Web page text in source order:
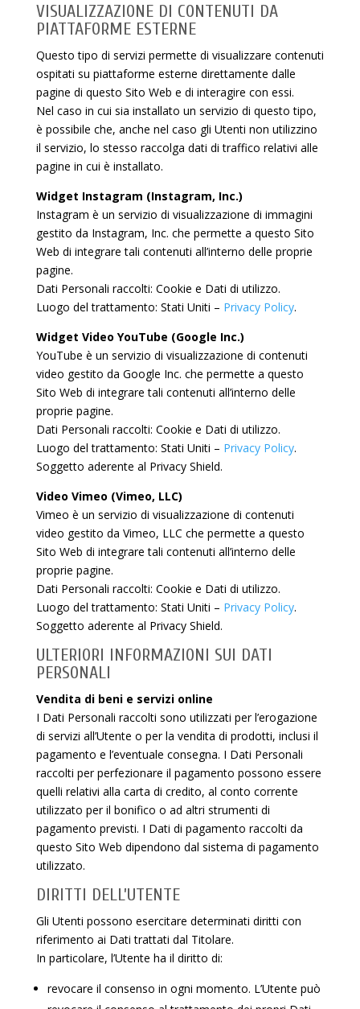
VISUALIZZAZIONE DI CONTENUTI DA
PIATTAFORME ESTERNE
Questo tipo di servizi permette di visualizzare contenuti
ospitati su piattaforme esterne direttamente dalle
pagine di questo Sito Web e di interagire con essi.
Nel caso in cui sia installato un servizio di questo tipo,
è possibile che, anche nel caso gli Utenti non utilizzino
il servizio, lo stesso raccolga dati di traffico relativi alle
pagine in cui è installato.
Widget Instagram (Instagram, Inc.)
Instagram è un servizio di visualizzazione di immagini
gestito da Instagram, Inc. che permette a questo Sito
Web di integrare tali contenuti all’interno delle proprie
pagine.
Dati Personali raccolti: Cookie e Dati di utilizzo.
Luogo del trattamento: Stati Uniti – Privacy Policy.
Widget Video YouTube (Google Inc.)
YouTube è un servizio di visualizzazione di contenuti
video gestito da Google Inc. che permette a questo
Sito Web di integrare tali contenuti all’interno delle
proprie pagine.
Dati Personali raccolti: Cookie e Dati di utilizzo.
Luogo del trattamento: Stati Uniti – Privacy Policy.
Soggetto aderente al Privacy Shield.
Video Vimeo (Vimeo, LLC)
Vimeo è un servizio di visualizzazione di contenuti
video gestito da Vimeo, LLC che permette a questo
Sito Web di integrare tali contenuti all’interno delle
proprie pagine.
Dati Personali raccolti: Cookie e Dati di utilizzo.
Luogo del trattamento: Stati Uniti – Privacy Policy.
Soggetto aderente al Privacy Shield.
ULTERIORI INFORMAZIONI SUI DATI
PERSONALI
Vendita di beni e servizi online
I Dati Personali raccolti sono utilizzati per l’erogazione
di servizi all’Utente o per la vendita di prodotti, inclusi il
pagamento e l’eventuale consegna. I Dati Personali
raccolti per perfezionare il pagamento possono essere
quelli relativi alla carta di credito, al conto corrente
utilizzato per il bonifico o ad altri strumenti di
pagamento previsti. I Dati di pagamento raccolti da
questo Sito Web dipendono dal sistema di pagamento
utilizzato.
DIRITTI DELL’UTENTE
Gli Utenti possono esercitare determinati diritti con
riferimento ai Dati trattati dal Titolare.
In particolare, l’Utente ha il diritto di:
revocare il consenso in ogni momento. L’Utente può